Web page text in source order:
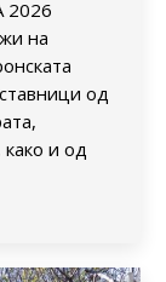
на
од
и од